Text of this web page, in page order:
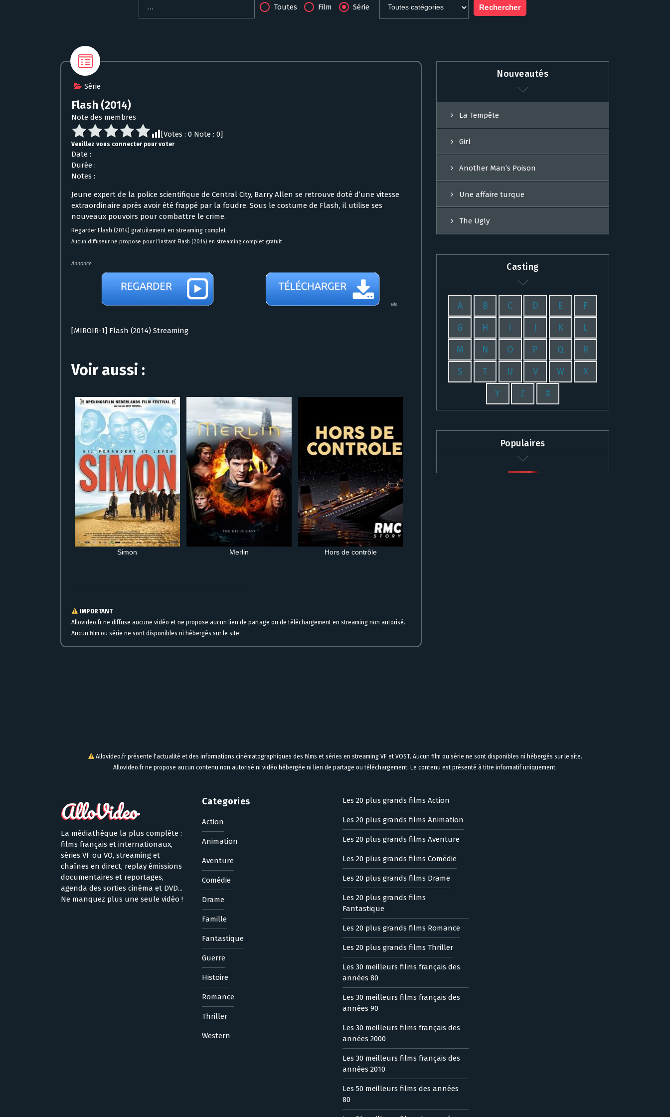
Toutes Film Série
Série
Flash (2014)
Note des membres
[Votes : 0 Note : 0]
Veuillez vous connecter pour voter
Date :
Durée :
Notes :
Jeune expert de la police scientifique de Central City, Barry Allen se retrouve doté d’une vitesse
extraordinaire après avoir été frappé par la foudre. Sous le costume de Flash, il utilise ses
nouveaux pouvoirs pour combattre le crime.
Regarder Flash (2014) gratuitement en streaming complet
Aucun diffuseur ne propose pour l’instant Flash (2014) en streaming complet gratuit
Annonce
[MIROIR-1] Flash (2014) Streaming
Voir aussi :
Simon Merlin Hors de contrôle
IMPORTANT
Allovideo.fr ne diffuse aucune vidéo et ne propose aucun lien de partage ou de téléchargement en streaming non autorisé.
Aucun film ou série ne sont disponibles ni hébergés sur le site.
Nouveautés
La Tempête
Girl
Another Man’s Poison
Une affaire turque
The Ugly
Casting
A B C D E F
G H I J K L
M N O P Q R
S T U V W X
Y Z #
Populaires
Allovideo.fr présente l'actualité et des informations cinématographiques des films et séries en streaming VF et VOST. Aucun film ou série ne sont disponibles ni hébergés sur le site.
Allovideo.fr ne propose aucun contenu non autorisé ni vidéo hébergée ni lien de partage ou téléchargement. Le contenu est présenté à titre informatif uniquement.
La médiathèque la plus complète :
films français et internationaux,
séries VF ou VO, streaming et
chaînes en direct, replay émissions
documentaires et reportages,
agenda des sorties cinéma et DVD...
Ne manquez plus une seule vidéo !
Categories
Action
Animation
Aventure
Comédie
Drame
Famille
Fantastique
Guerre
Histoire
Romance
Thriller
Western
Les 20 plus grands films Action
Les 20 plus grands films Animation
Les 20 plus grands films Aventure
Les 20 plus grands films Comédie
Les 20 plus grands films Drame
Les 20 plus grands films
Fantastique
Les 20 plus grands films Romance
Les 20 plus grands films Thriller
Les 30 meilleurs films français des
années 80
Les 30 meilleurs films français des
années 90
Les 30 meilleurs films français des
années 2000
Les 30 meilleurs films français des
années 2010
Les 50 meilleurs films des années
80